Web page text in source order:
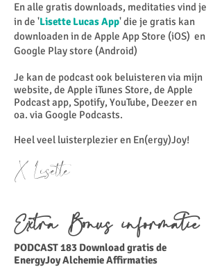
En alle gratis downloads, meditaties vind je
in de 'Lisette Lucas App' die je gratis kan
downloaden in de Apple App Store (iOS) en
Google Play store (Android)
Je kan de podcast ook beluisteren via mijn
website, de Apple iTunes Store, de Apple
Podcast app, Spotify, YouTube, Deezer en
oa. via Google Podcasts.
Heel veel luisterplezier en En(ergy)Joy!
X Lisette
Extra Bonus informatie
PODCAST 183 Download gratis de
EnergyJoy Alchemie Affirmaties